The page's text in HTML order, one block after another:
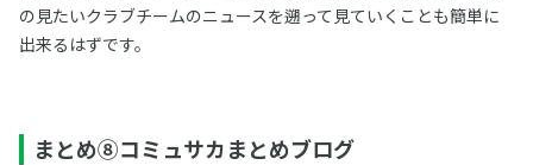
の見たいクラブチームのニュースを遡って見ていくことも簡単に
出来るはずです。
まとめ⑧コミュサカまとめブログ